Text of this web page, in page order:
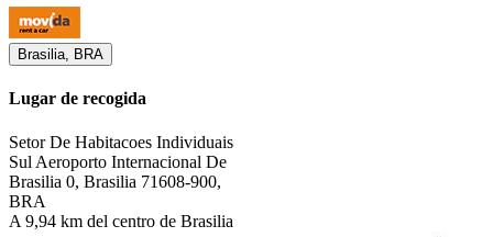
Brasilia, BRA
Lugar de recogida
Setor De Habitacoes Individuais
Sul Aeroporto Internacional De
Brasilia 0, Brasilia 71608-900,
BRA
A 9,94 km del centro de Brasilia